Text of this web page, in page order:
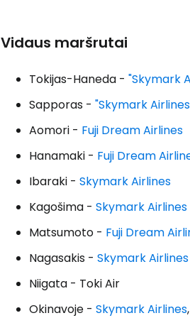
Vidaus maršrutai
Tokijas-Haneda - "Skymark
Sapporas - "Skymark
Aomori - Fuji Dream Airlines
Hanamaki - Fuji Dream
Ibaraki - Skymark Airlines
Kagošima - Skymark Airlines
Matsumoto - Fuji Dream
Nagasakis - Skymark Airlines
Niigata - Toki Air
Okinavoje - Skymark Airlines